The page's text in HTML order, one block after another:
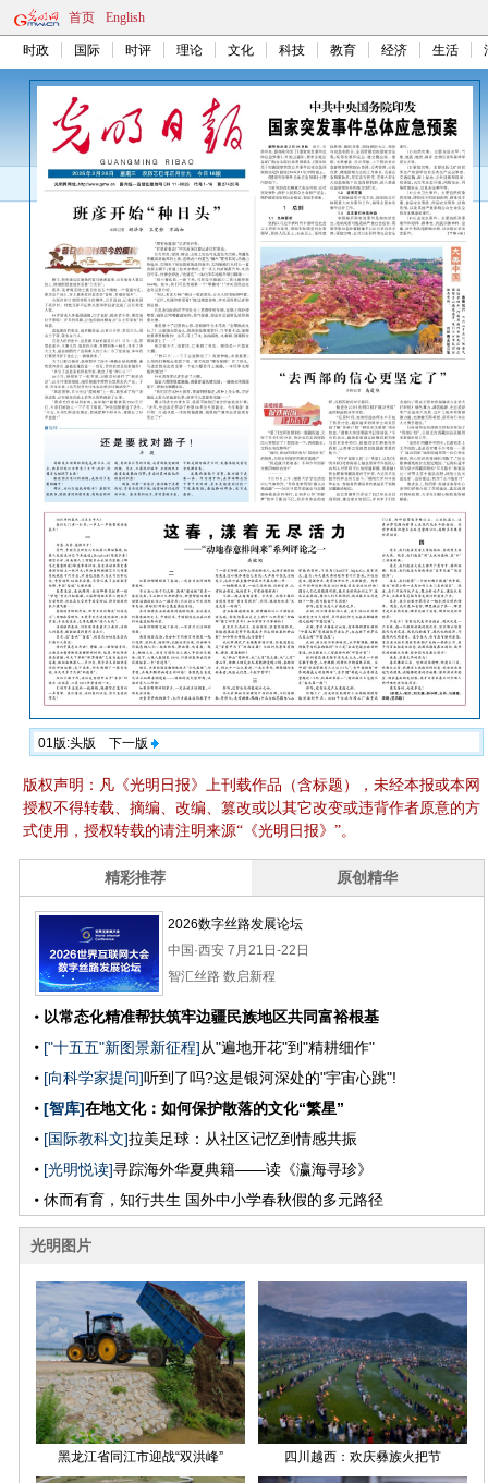
首页 English
时政 国际 时评 理论 文化 科技 教育 经济 生活
01版:头版 下一版
版权声明：凡《光明日报》上刊载作品（含标题），未经本报或本网
授权不得转载、摘编、改编、篡改或以其它改变或违背作者原意的方
式使用，授权转载的请注明来源“《光明日报》”。